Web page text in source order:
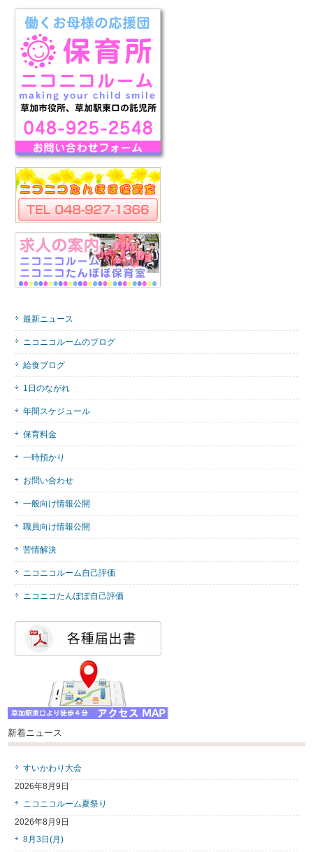
最新ニュース
ニコニコルームのブログ
給食ブログ
1日のながれ
年間スケジュール
保育料金
一時預かり
お問い合わせ
一般向け情報公開
職員向け情報公開
苦情解決
ニコニコルーム自己評価
ニコニコたんぽぽ自己評価
新着ニュース
すいかわり大会
2026年8月9日
ニコニコルーム夏祭り
2026年8月9日
8月3日(月)